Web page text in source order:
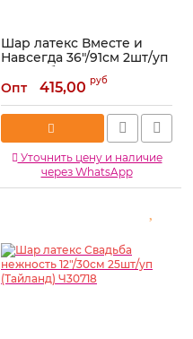
Шар латекс Вместе и
Навсегда 36"/91см 2шт/уп
(Колумбия) 636010-2
Артикул: 636010-2
Опт 415,00 руб
Уточнить цену и наличие
через WhatsApp